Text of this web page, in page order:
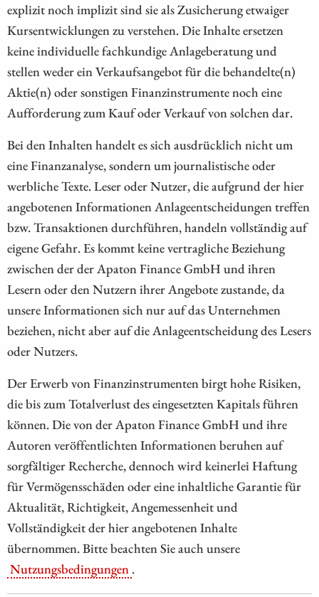
explizit noch implizit sind sie als Zusicherung etwaiger
Kursentwicklungen zu verstehen. Die Inhalte ersetzen
keine individuelle fachkundige Anlageberatung und
stellen weder ein Verkaufsangebot für die behandelte(n)
Aktie(n) oder sonstigen Finanzinstrumente noch eine
Aufforderung zum Kauf oder Verkauf von solchen dar.
Bei den Inhalten handelt es sich ausdrücklich nicht um
eine Finanzanalyse, sondern um journalistische oder
werbliche Texte. Leser oder Nutzer, die aufgrund der hier
angebotenen Informationen Anlageentscheidungen treffen
bzw. Transaktionen durchführen, handeln vollständig auf
eigene Gefahr. Es kommt keine vertragliche Beziehung
zwischen der der Apaton Finance GmbH und ihren
Lesern oder den Nutzern ihrer Angebote zustande, da
unsere Informationen sich nur auf das Unternehmen
beziehen, nicht aber auf die Anlageentscheidung des Lesers
oder Nutzers.
Der Erwerb von Finanzinstrumenten birgt hohe Risiken,
die bis zum Totalverlust des eingesetzten Kapitals führen
können. Die von der Apaton Finance GmbH und ihre
Autoren veröffentlichten Informationen beruhen auf
sorgfältiger Recherche, dennoch wird keinerlei Haftung
für Vermögensschäden oder eine inhaltliche Garantie für
Aktualität, Richtigkeit, Angemessenheit und
Vollständigkeit der hier angebotenen Inhalte
übernommen. Bitte beachten Sie auch unsere
Nutzungsbedingungen .